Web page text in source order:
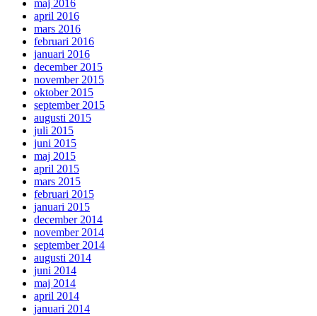
maj 2016
april 2016
mars 2016
februari 2016
januari 2016
december 2015
november 2015
oktober 2015
september 2015
augusti 2015
juli 2015
juni 2015
maj 2015
april 2015
mars 2015
februari 2015
januari 2015
december 2014
november 2014
september 2014
augusti 2014
juni 2014
maj 2014
april 2014
januari 2014